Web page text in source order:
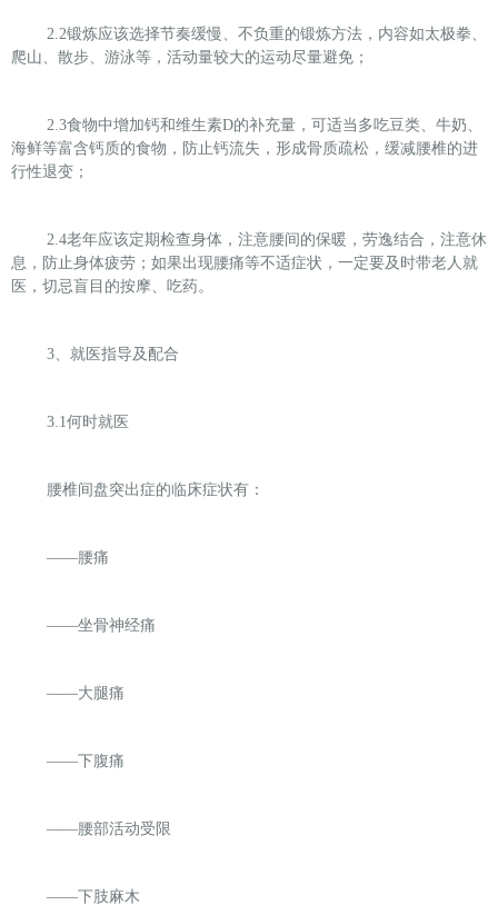
2.2锻炼应该选择节奏缓慢、不负重的锻炼方法，内容如太极拳、
爬山、散步、游泳等，活动量较大的运动尽量避免；
2.3食物中增加钙和维生素D的补充量，可适当多吃豆类、牛奶、
海鲜等富含钙质的食物，防止钙流失，形成骨质疏松，缓减腰椎的进
行性退变；
2.4老年应该定期检查身体，注意腰间的保暖，劳逸结合，注意休
息，防止身体疲劳；如果出现腰痛等不适症状，一定要及时带老人就
医，切忌盲目的按摩、吃药。
3、就医指导及配合
3.1何时就医
腰椎间盘突出症的临床症状有：
——腰痛
——坐骨神经痛
——大腿痛
——下腹痛
——腰部活动受限
——下肢麻木